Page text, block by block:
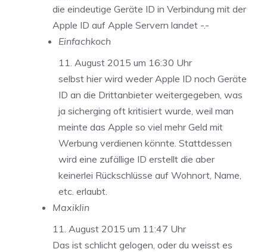
die eindeutige Geräte ID in Verbindung mit der
Apple ID auf Apple Servern landet -.-
Einfachkoch
11. August 2015 um 16:30 Uhr
selbst hier wird weder Apple ID noch Geräte
ID an die Drittanbieter weitergegeben, was
ja sicherging oft kritisiert wurde, weil man
meinte das Apple so viel mehr Geld mit
Werbung verdienen könnte. Stattdessen
wird eine zufällige ID erstellt die aber
keinerlei Rückschlüsse auf Wohnort, Name,
etc. erlaubt.
Maxiklin
11. August 2015 um 11:47 Uhr
Das ist schlicht gelogen, oder du weisst es